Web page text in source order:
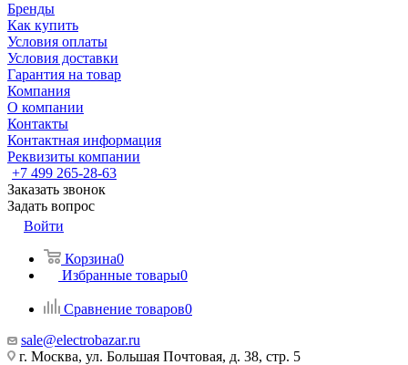
Бренды
Как купить
Условия оплаты
Условия доставки
Гарантия на товар
Компания
О компании
Контакты
Контактная информация
Реквизиты компании
+7 499 265-28-63
Заказать звонок
Задать вопрос
Войти
Корзина0
Избранные товары0
Сравнение товаров0
sale@electrobazar.ru
г. Москва, ул. Большая Почтовая, д. 38, стр. 5